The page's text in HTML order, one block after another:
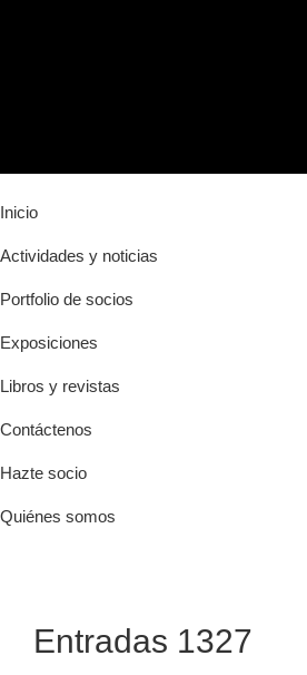
principal
Inicio
Actividades y noticias
Portfolio de socios
Exposiciones
Libros y revistas
Contáctenos
Hazte socio
Quiénes somos
Entradas 1327